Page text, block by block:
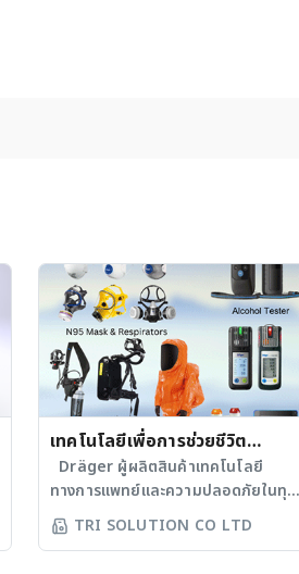
เทคโนโลยีเพื่อการช่วยชีวิต
อุปกรณ์ตรวจวัดและป้องกันในทุก
อุตสาหกรรม (Industry
Safety)
Dräger ผู้ผลิตสินค้าเทคโนโลยี
ทางการแพทย์และความปลอดภัยในทุก
อุตสาหกรรม จากประเทศเยอรมนี ด้วย
คุณภาพและความปลอดภัยของ
TRI SOLUTION CO LTD